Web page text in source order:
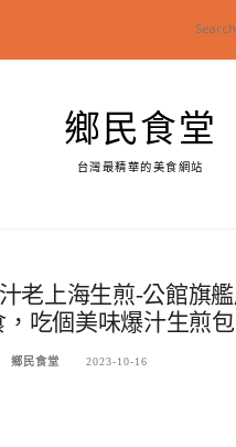
鄉民食堂
台灣最精華的美食網站
老上海生煎-公館旗
，吃個美味爆汁生煎包
鄉民食堂 2023-10-16